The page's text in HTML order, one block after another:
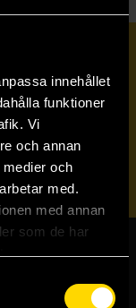
innehållet
funktioner
Vi
och annan
och
med.
med annan
som de har